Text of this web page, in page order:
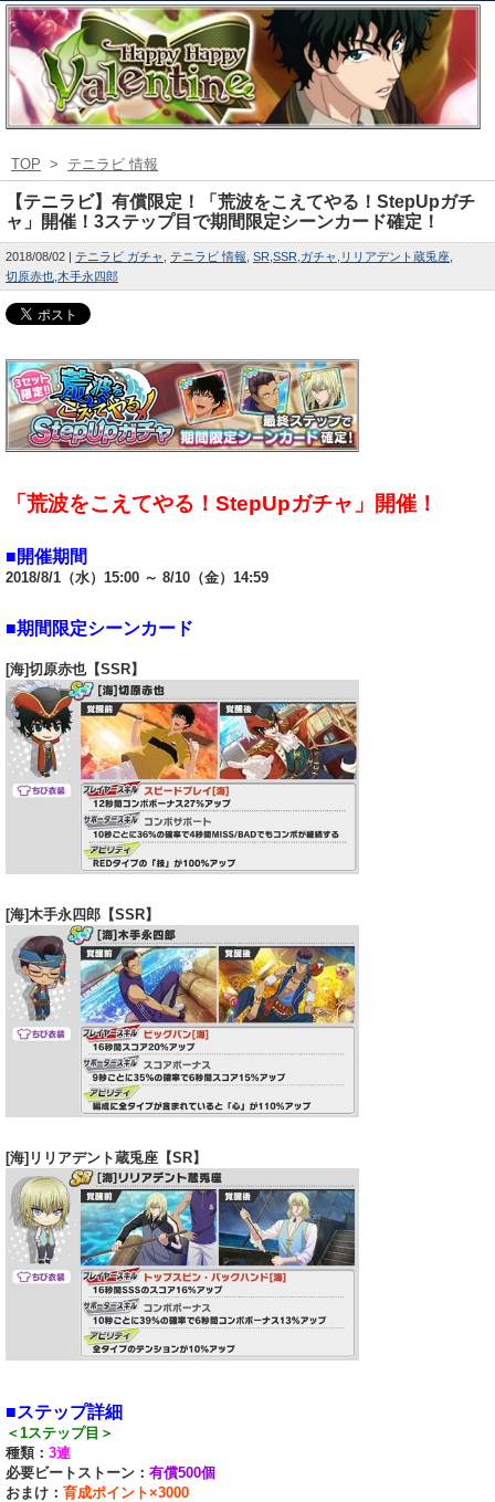
TOP > テニラビ 情報
【テニラビ】有償限定！「荒波をこえてやる！StepUpガチ
ャ」開催！3ステップ目で期間限定シーンカード確定！
2018/08/02 テニラビ ガチャ テニラビ 情報 SR SSR ガチャ リリアデント蔵兎座
切原赤也 木手永四郎
「荒波をこえてやる！StepUpガチャ」開催！
■開催期間
2018/8/1（水）15:00 ～ 8/10（金）14:59
■期間限定シーンカード
[海]切原赤也【SSR】
[海]木手永四郎【SSR】
[海]リリアデント蔵兎座【SR】
■ステップ詳細
＜1ステップ目＞
種類： 3連
必要ビートストーン： 有償500個
おまけ： 育成ポイント×3000